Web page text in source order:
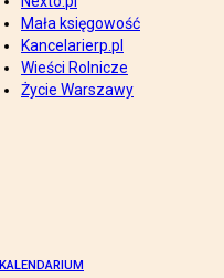
Mała księgowość
Kancelarierp.pl
Wieści Rolnicze
Życie Warszawy
KALENDARIUM